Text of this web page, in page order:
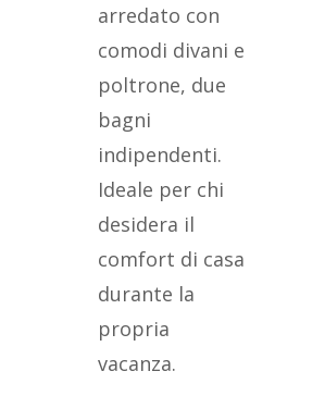
arredato con
comodi divani e
poltrone, due
bagni
indipendenti.
Ideale per chi
desidera il
comfort di casa
durante la
propria
vacanza.